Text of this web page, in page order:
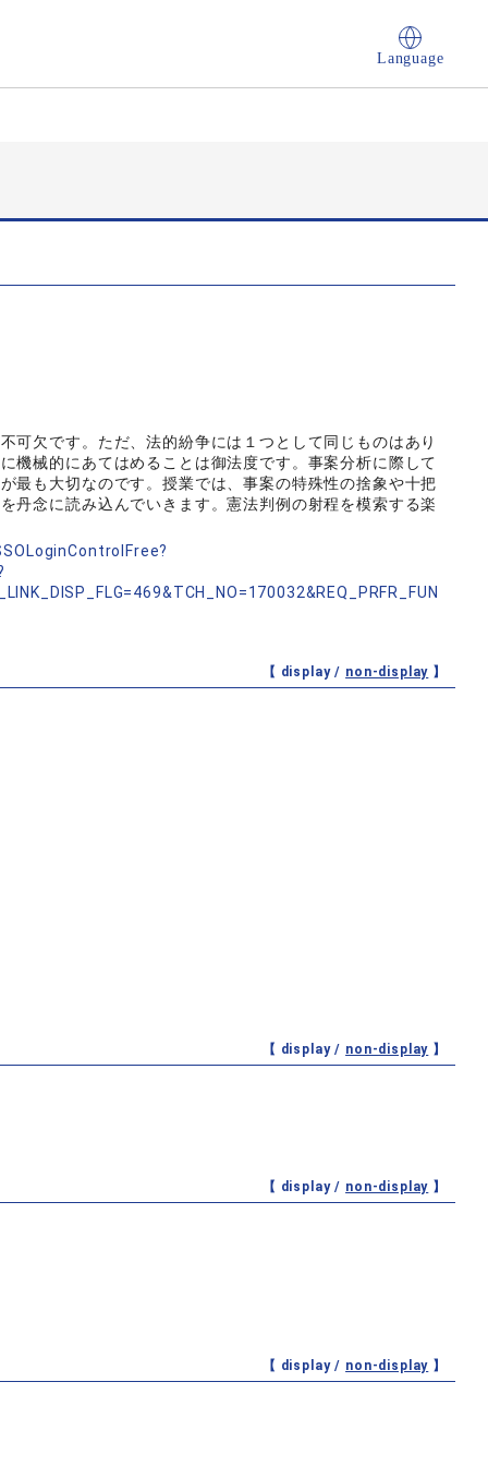
Language
可欠です。ただ、法的紛争には１つとして同じものはあり
機械的にあてはめることは御法度です。事案分析に際して
最も大切なのです。授業では、事案の特殊性の捨象や十把
丹念に読み込んでいきます。憲法判例の射程を模索する楽
【 display / non-display 】
【 display / non-display 】
【 display / non-display 】
【 display / non-display 】